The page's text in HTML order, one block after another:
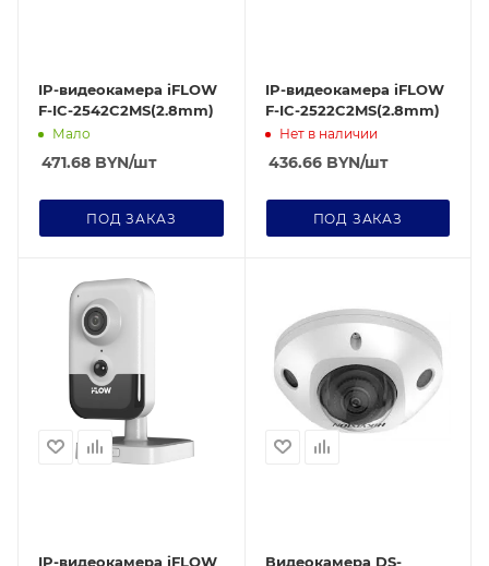
IP-видеокамера iFLOW
F-IC-2542C2MS(2.8mm)
Мало
471.68 BYN/шт
ПОД ЗАКАЗ
IP-видеокамера iFLOW
F-IC-2522C2MS(2.8mm)
Нет в наличии
436.66BYN/шт
ПОД ЗАКАЗ
IP-видеокамера iFLOW
Видеокамера DS-